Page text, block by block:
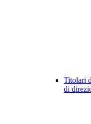
Titolari
di